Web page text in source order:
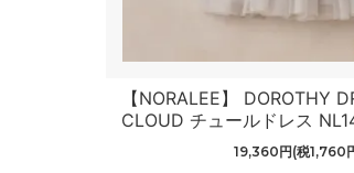
【NORALEE】 DOROTHY
CLOUD チュールドレス
19,360円(税1,760